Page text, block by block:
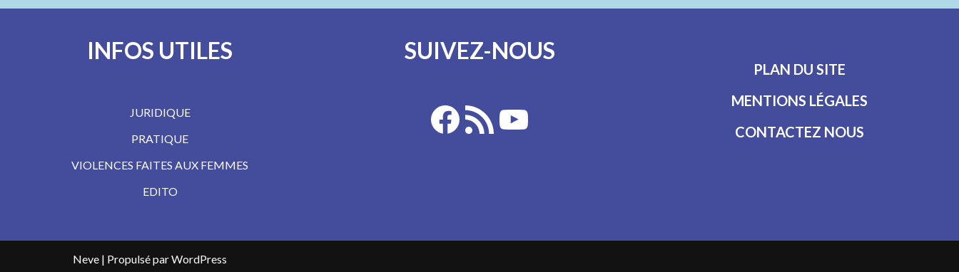
INFOS UTILES
JURIDIQUE
PRATIQUE
VIOLENCES FAITES AUX FEMMES
EDITO
SUIVEZ-NOUS
PLAN DU SITE
MENTIONS LÉGALES
CONTACTEZ NOUS
Neve | Propulsé parWordPress